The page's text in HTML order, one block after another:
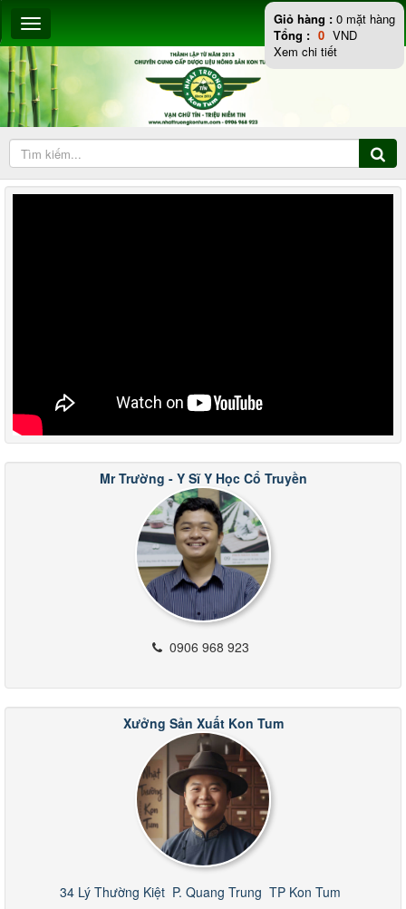
Mr Trường - Y Sĩ Y Học Cổ Truyền
0906 968 923
Xưởng Sản Xuất Kon Tum
34 Lý Thường Kiệt P. Quang Trung TP Kon Tum
Giỏ hàng : 0 mặt hàng
Tổng : 0 VND
Xem chi tiết